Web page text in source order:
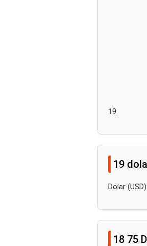
19.
19
Dolar
18 75